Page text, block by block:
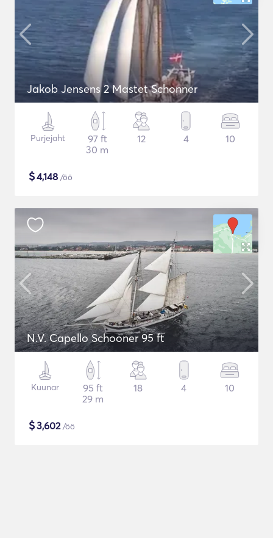
Jakob Jensens 2 Mastet Schonner
Purjejaht
97 ft
30 m
12 4 10
$4,148 /öö
N.V. Capello Schooner 95 ft
Kuunar
95 ft
29 m
18 4 10
$3,602/öö